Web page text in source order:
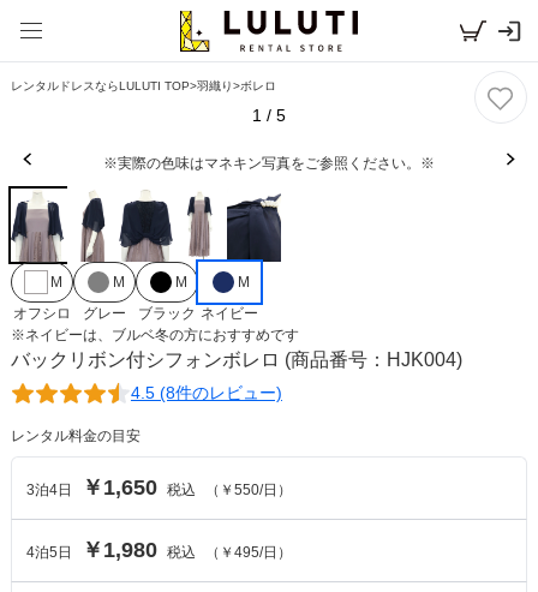
レンタルドレスならLULUTI TOP>羽織り>ボレロ
1 / 5
※実際の色味はマネキン写真をご参照ください。※
M
オフシロ
M
グレー
M
ブラック
M
ネイビー
※ネイビーは、 ブルベ冬の方におすすめです
バックリボン付シフォンボレロ (商品番号：HJK004)
4.5 (8件のレビュー)
レンタル料金の目安
3泊4日 ￥1,650 税込 （ ￥550/日）
4泊5 日 ￥1,980 税込 （ ￥495/日）